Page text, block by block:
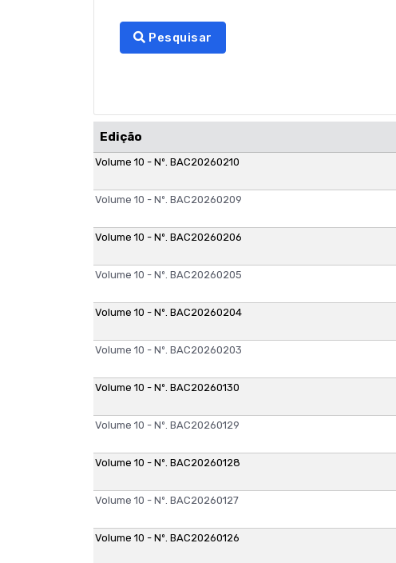
Pesquisar
Edição
Volume 10 - Nº. BAC20260210
Volume 10 - Nº. BAC20260209
Volume 10 - Nº. BAC20260206
Volume 10 - Nº. BAC20260205
Volume 10 - Nº. BAC20260204
Volume 10 - Nº. BAC20260203
Volume 10 - Nº. BAC20260130
Volume 10 - Nº. BAC20260129
Volume 10 - Nº. BAC20260128
Volume 10 - Nº. BAC20260127
Volume 10 - Nº. BAC20260126